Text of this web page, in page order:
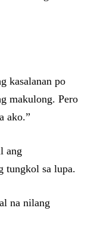
kasalanan po
makulong. Pero
ako.”
ang
tungkol sa lupa.
na nilang